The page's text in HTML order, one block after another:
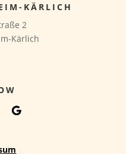
KÄRLICH
2
Kärlich